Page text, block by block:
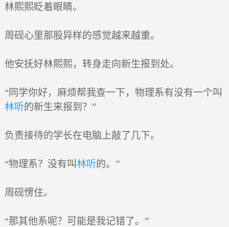
林熙熙眨着眼睛。
周砚心里那股异样的感觉越来越重。
他安抚好林熙熙，转身走向新生报到处。
“同学你好，麻烦帮我查一下，物理系有没有一个叫
林听的新生来报到？”
负责接待的学长在电脑上敲了几下。
“物理系？没有叫林听的。”
周砚愣住。
“那其他系呢？可能是我记错了。”